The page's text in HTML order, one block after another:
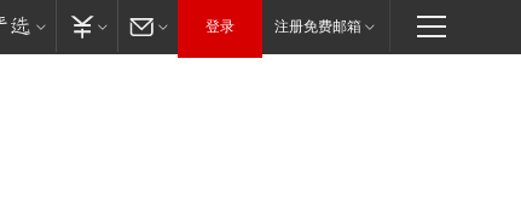
登录 注册免费邮箱